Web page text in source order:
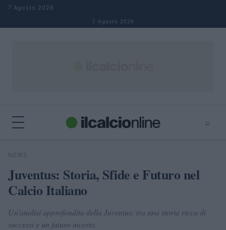
Salta al contenuto
7 Agosto 2026
7 Agosto 2026
⌕
Cerca
NEWS
Juventus: Storia, Sfide e Futuro nel
Calcio Italiano
Un'analisi approfondita della Juventus: tra una storia ricca di
successi e un futuro incerto.